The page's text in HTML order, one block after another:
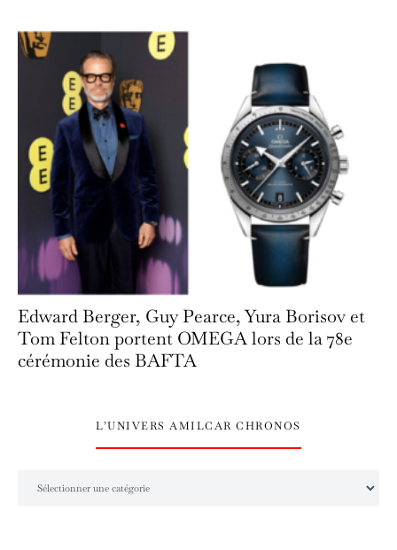
Edward Berger, Guy Pearce, Yura Borisov et
Tom Felton portent OMEGA lors de la 78e
cérémonie des BAFTA
L’UNIVERS AMILCAR CHRONOS